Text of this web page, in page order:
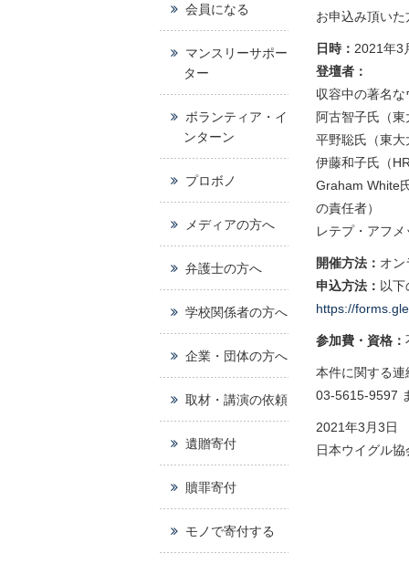
お申込み頂い
日時： 2021年3
登壇者：
収容中の著名
阿古智子氏（
平野聡氏（東
伊藤和子氏（
Graham White
の責任者）
レテプ・アフ
開催方法： オン
申込方法： 以
https://
参加費・資格：
本件に関する連
03-5615-9597
2021年3月3日
日本ウイグル協
会員になる
マンスリーサポー
ター
ボランティア・イ
ンターン
プロボノ
メディアの方へ
弁護士の方へ
学校関係者の方へ
企業・団体の方へ
取材・講演の依頼
遺贈寄付
贖罪寄付
モノで寄付する